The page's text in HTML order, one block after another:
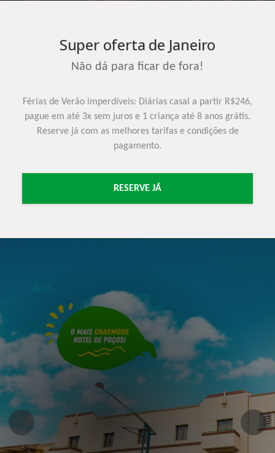
Super oferta de Janeiro
Não dá para ficar de fora!
Férias de Verão imperdíveis: Diárias casal a partir R$246,
pague em até 3x sem juros e 1 criança até 8 anos grátis.
Reserve já com as melhores tarifas e condições de
pagamento.
RESERVE JÁ